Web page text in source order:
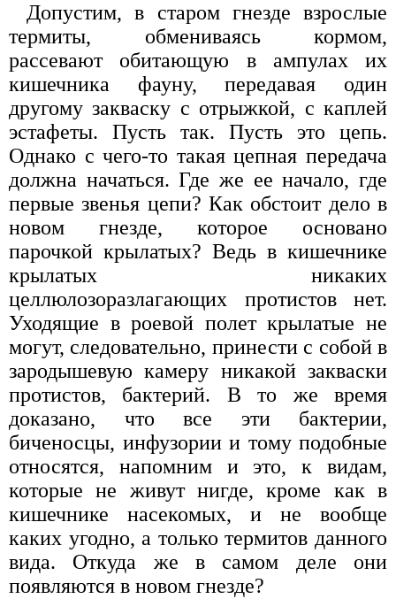
Допустим, в старом гнезде взрослые
термиты, обмениваясь кормом,
рассевают обитающую в ампулах их
кишечника фауну, передавая один
другому закваску с отрыжкой, с каплей
эстафеты. Пусть так. Пусть это цепь.
Однако с чего-то такая цепная передача
должна начаться. Где же ее начало, где
первые звенья цепи? Как обстоит дело в
новом гнезде, которое основано
парочкой крылатых? Ведь в кишечнике
крылатых никаких
целлюлозоразлагающих протистов нет.
Уходящие в роевой полет крылатые не
могут, следовательно, принести с собой в
зародышевую камеру никакой закваски
протистов, бактерий. В то же время
доказано, что все эти бактерии,
биченосцы, инфузории и тому подобные
относятся, напомним и это, к видам,
которые не живут нигде, кроме как в
кишечнике насекомых, и не вообще
каких угодно, а только термитов данного
вида. Откуда же в самом деле они
появляются в новом гнезде?